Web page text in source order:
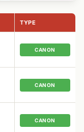
TYPE
CANON
CANON
CANON